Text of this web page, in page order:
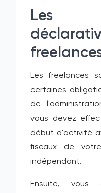
Les
Les freelances
certaines
de
vous devez
début d'activité
fiscaux de
indépendant.
Ensuite, vous